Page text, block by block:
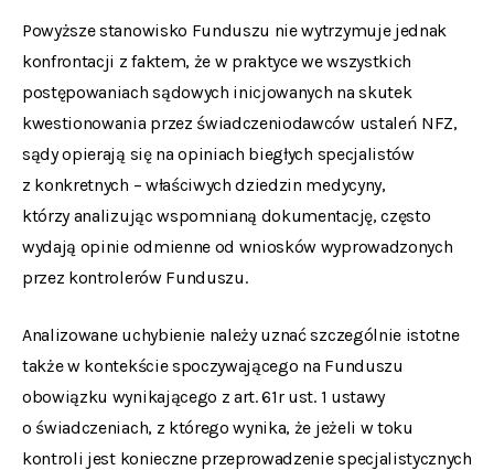
Powyższe stanowisko Funduszu nie wytrzymuje jednak
konfrontacji z faktem, że w praktyce we wszystkich
postępowaniach sądowych inicjowanych na skutek
kwestionowania przez świadczeniodawców ustaleń NFZ,
sądy opierają się na opiniach biegłych specjalistów
z konkretnych – właściwych dziedzin medycyny,
którzy analizując wspomnianą dokumentację, często
wydają opinie odmienne od wniosków wyprowadzonych
przez kontrolerów Funduszu.
Analizowane uchybienie należy uznać szczególnie istotne
także w kontekście spoczywającego na Funduszu
obowiązku wynikającego z art. 61r ust. 1 ustawy
o świadczeniach, z którego wynika, że jeżeli w toku
kontroli jest konieczne przeprowadzenie specjalistycznych